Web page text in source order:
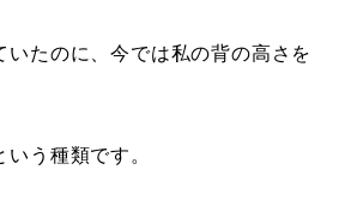
いたのに、今では私の背の高さを
いう種類です。